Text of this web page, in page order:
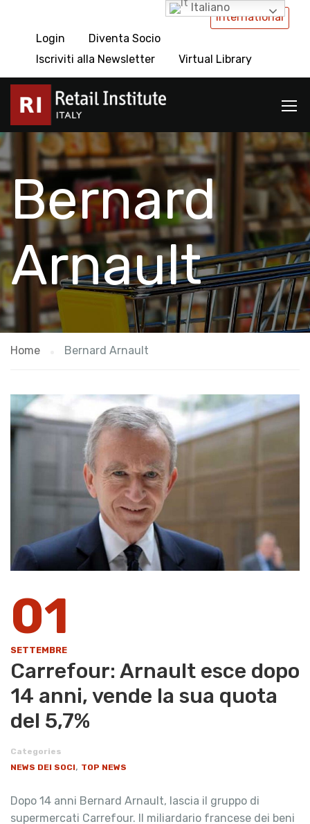
International
Login
Diventa Socio
Iscriviti alla Newsletter
Virtual Library
Bernard
Arnault
Home Bernard Arnault
01
SETTEMBRE
Carrefour: Arnault esce dopo
14 anni, vende la sua quota
del 5,7%
Categories
NEWS DEI SOCI, TOP NEWS
Dopo 14 anni Bernard Arnault, lascia il gruppo di
supermercati Carrefour. Il miliardario francese dei beni
Italiano